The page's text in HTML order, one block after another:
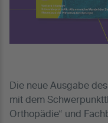
Die neue Ausgabe
mit dem
Orthopädie“ und